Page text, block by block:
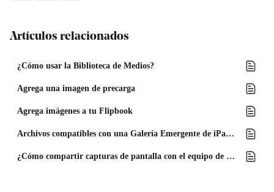
Artículos relacionados
¿Cómo usar la Biblioteca de Medios?
Agrega una imagen de precarga
Agrega imágenes a tu Flipbook
Archivos compatibles con una Galería Emergente de iPaper
¿Cómo compartir capturas de pantalla con el equipo de soporte de iPaper?